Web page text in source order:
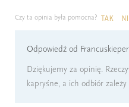
Czy ta opinia była pomocna? TAK
Odpowiedź od
Dziękujemy za opinię.
kapryśne, a ich odbiór